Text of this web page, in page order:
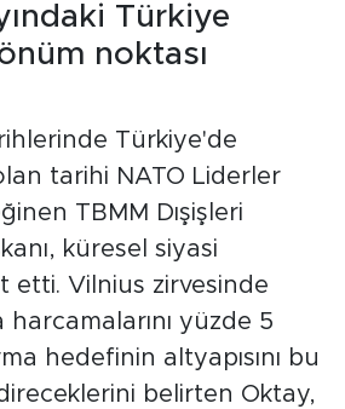
Türkiye
noktası
Türkiye'de
tarihi NATO Liderler
TBMM Dışişleri
küresel siyasi
etti. Vilnius zirvesinde
harcamalarını yüzde 5
hedefinin altyapısını bu
belirten Oktay,